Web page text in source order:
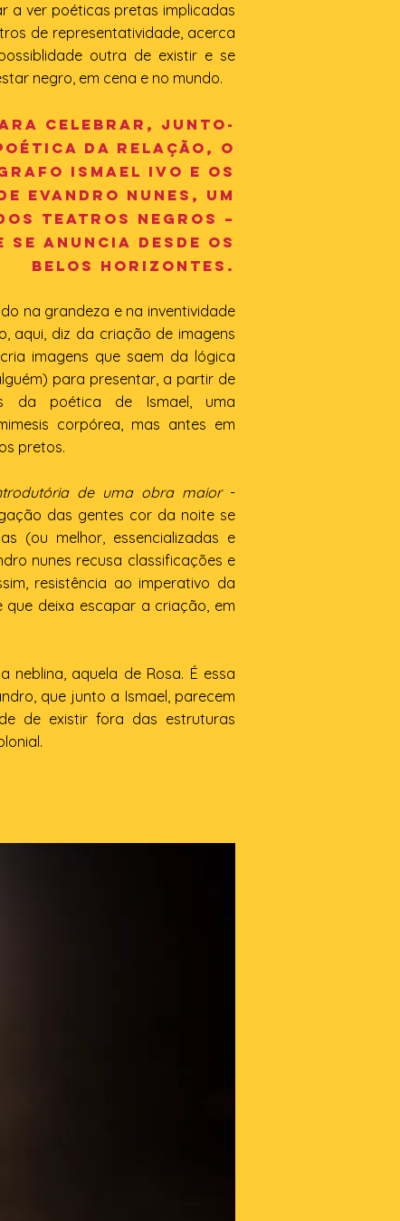
a ver poéticas pretas implicadas
de representatividade, acerca
outra de existir e se
negro, em cena e no mundo.
celebrar, junto-
da relação, o
Ismael Ivo e os
evandro nunes, um
teatros negros –
anuncia desde os
Belos Horizontes.
na grandeza e na inventividade
aqui, diz da criação de imagens
imagens que saem da lógica
para presentar, a partir de
da poética de Ismael, uma
corpórea, mas antes em
pretos.
de uma obra maior-
das gentes cor da noite se
(ou melhor, essencializadas e
nunes recusa classificações e
resistência ao imperativo da
deixa escapar a criação, em
aquela de Rosa. É essa
que junto a Ismael, parecem
de existir fora das estruturas